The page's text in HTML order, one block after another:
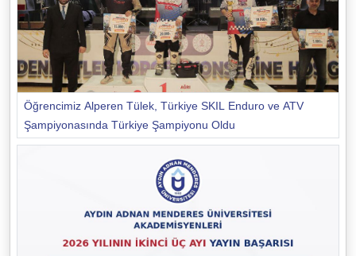
Öğrencimiz Alperen Tülek, Türkiye SKIL Enduro ve ATV
Şampiyonasında Türkiye Şampiyonu Oldu